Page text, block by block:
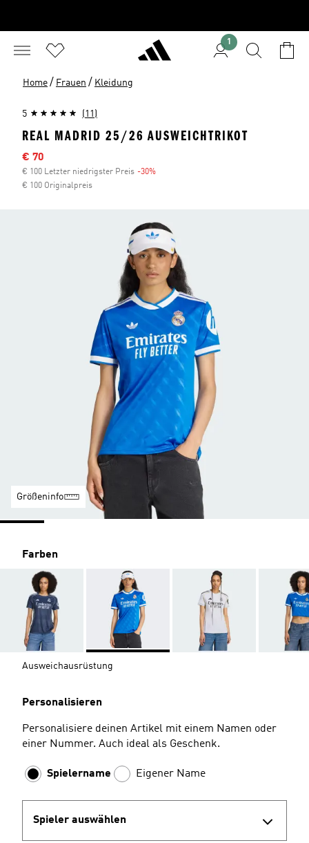
1
Home / Frauen / Kleidung
5 (11)
REAL MADRID 25/26 AUSWEICHTRIKOT
Sale-Preis
€ 70
€ 100 Letzter niedrigster Preis -30%
€ 100 Originalpreis
Größeninfo
Farben
Ausweichausrüstung
Personalisieren
Personalisiere deinen Artikel mit einem Namen oder
einer Nummer. Auch ideal als Geschenk.
Spielername Eigener Name
Spieler auswählen